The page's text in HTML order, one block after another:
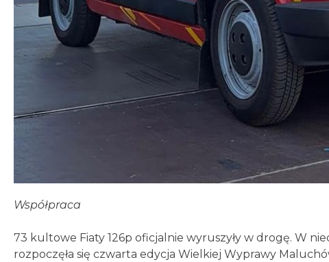
Współpraca
73 kultowe Fiaty 126p oficjalnie wyruszyły w drogę. W
rozpoczęła się czwarta edycja Wielkiej Wyprawy